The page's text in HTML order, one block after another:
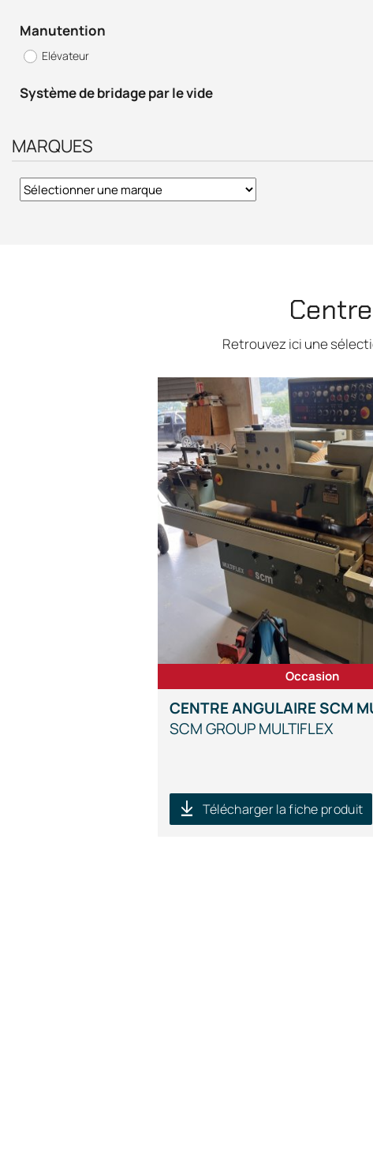
Manutention
Elévateur
Système de bridage par le vide
MARQUES
Retrouvez ici une
CENTRE ANGULAIRE SCM
SCM GROUP MULTIFLEX
Télécharger la fiche produit
Occasion